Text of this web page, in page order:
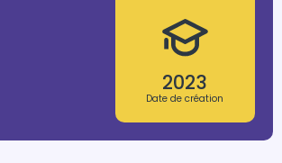
2023
Date de création